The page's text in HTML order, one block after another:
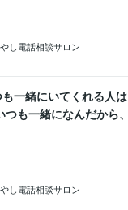
し電話相談サロン
一緒にいてくれる人は
も一緒になんだから、
し電話相談サロン